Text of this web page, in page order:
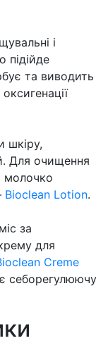
і
підійде
та виводить
шкіру,
Для очищення
молочко
Bioclean Lotion.
за
для
Creme
себорегулюючу